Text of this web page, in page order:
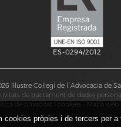
ES-0294/2012
Il·lustre Col·legi de l´Advocacia de
de tractament de dades
de privacitat i cookies Mapa web
cookies pròpies i de tercers per a